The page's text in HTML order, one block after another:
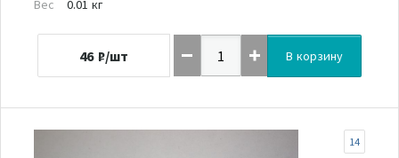
Вес
0.01 кг
46 ₽/шт В корзину
14